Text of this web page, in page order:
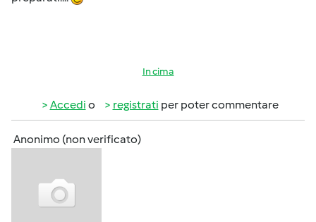
In cima
Accedi o registrati per poter commentare
Anonimo (non verificato)